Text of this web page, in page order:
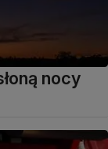
nocy